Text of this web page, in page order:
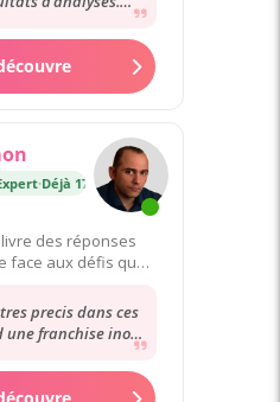
nous....
·Déjà 175 000 consultations
des réponses
face aux défis que
precis dans ces
franchise inouï